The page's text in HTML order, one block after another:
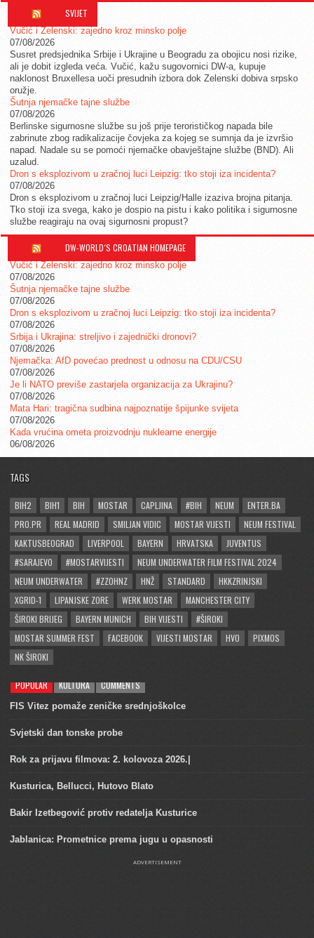
SVIJET
Vučić i Zelenski: zajedno kroz minsko polje
07/08/2026
Susret predsjednika Srbije i Ukrajine u Beogradu za obojicu nosi rizike,
ali je dobit izgleda veća. Vučić, kažu sugovornici DW-a, kupuje
naklonost Bruxellesa uoči presudnih izbora dok Zelenski dobiva srpsko
oružje.
Šutnja njemačke tajne službe
07/08/2026
Berlinske sigurnosne službe su još prije terorističkog napada bile
zabrinute zbog radikalizacije čovjeka za kojeg se sumnja da je izvršio
napad. Nadale su se pomoći njemačke obavještajne službe (BND). Ali
uzalud.
Dron s eksplozivom u zračnoj luci Leipzig: tko stoji iza incidenta?
07/08/2026
Dron s eksplozivom u zračnoj luci Leipzig/Halle izaziva brojna pitanja.
Tko stoji iza svega, kako je dospio na pistu i kako politika i sigurnosne
službe reagiraju na ovaj sigurnosni propust?
DW-WORLD´S CROATIAN HOMEPAGE
Vučić i Zelenski: zajedno kroz minsko polje
07/08/2026
Šutnja njemačke tajne službe
07/08/2026
Dron s eksplozivom u zračnoj luci Leipzig: tko stoji iza incidenta?
07/08/2026
Srbija i Ukrajina: streljivo i zajednički dronovi?
07/08/2026
Njemačka: AfD povećao prednost u odnosu na CDU/CSU
07/08/2026
Je li NATO previše zastarjela organizacija za Ukrajinu?
07/08/2026
Mata Hari: tragična sudbina najpoznatije špijunke svijeta
07/08/2026
Kada vrućina ometa proizvodnju nuklearne energije
06/08/2026
TAGS
BIH2 BIH1 BIH MOSTAR CAPLJINA #BIH NEUM
ENTER.BA
PRO.PR
REAL MADRID SMILJAN VIDIC MOSTAR VIJESTI
NEUM FESTIVAL
KAKTUSBEOGRAD
LIVERPOOL BAYERN HRVATSKA
JUVENTUS
#SARAJEVO
#MOSTARVIJESTI
NEUM UNDERWATER FILM FESTIVAL 2024
NEUM UNDERWATER
#ZZOHNZ HNŽ STANDARD
HKKZRINJSKI
XGRID-1
LIPANJSKE ZORE WERK MOSTAR
MANCHESTER CITY
ŠIROKI BRIJEG
BAYERN MUNICH BIH VIJESTI
#ŠIROKI
MOSTAR SUMMER FEST
FACEBOOK VIJESTI MOSTAR HVO
PIXMOS
NK ŠIROKI
POPULAR KULTURA COMMENTS
FIS Vitez pomaže zeničke srednjoškolce
Svjetski dan tonske probe
Rok za prijavu filmova: 2. kolovoza 2026.|
Kusturica, Bellucci, Hutovo Blato
Bakir Izetbegović protiv redatelja Kusturice
Jablanica: Prometnice prema jugu u opasnosti
ADVERTISEMENT